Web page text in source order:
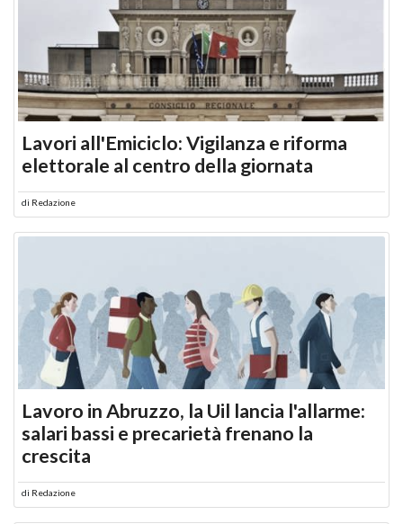
Lavori all'Emiciclo: Vigilanza e riforma
elettorale al centro della giornata
di Redazione
Lavoro in Abruzzo, la Uil lancia l'allarme:
salari bassi e precarietà frenano la
crescita
di Redazione